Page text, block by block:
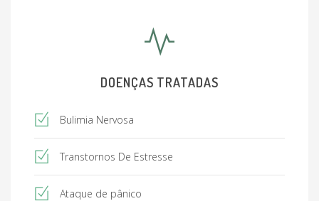
DOENÇAS TRATADAS
Bulimia Nervosa
Transtornos De Estresse
Ataque de pânico